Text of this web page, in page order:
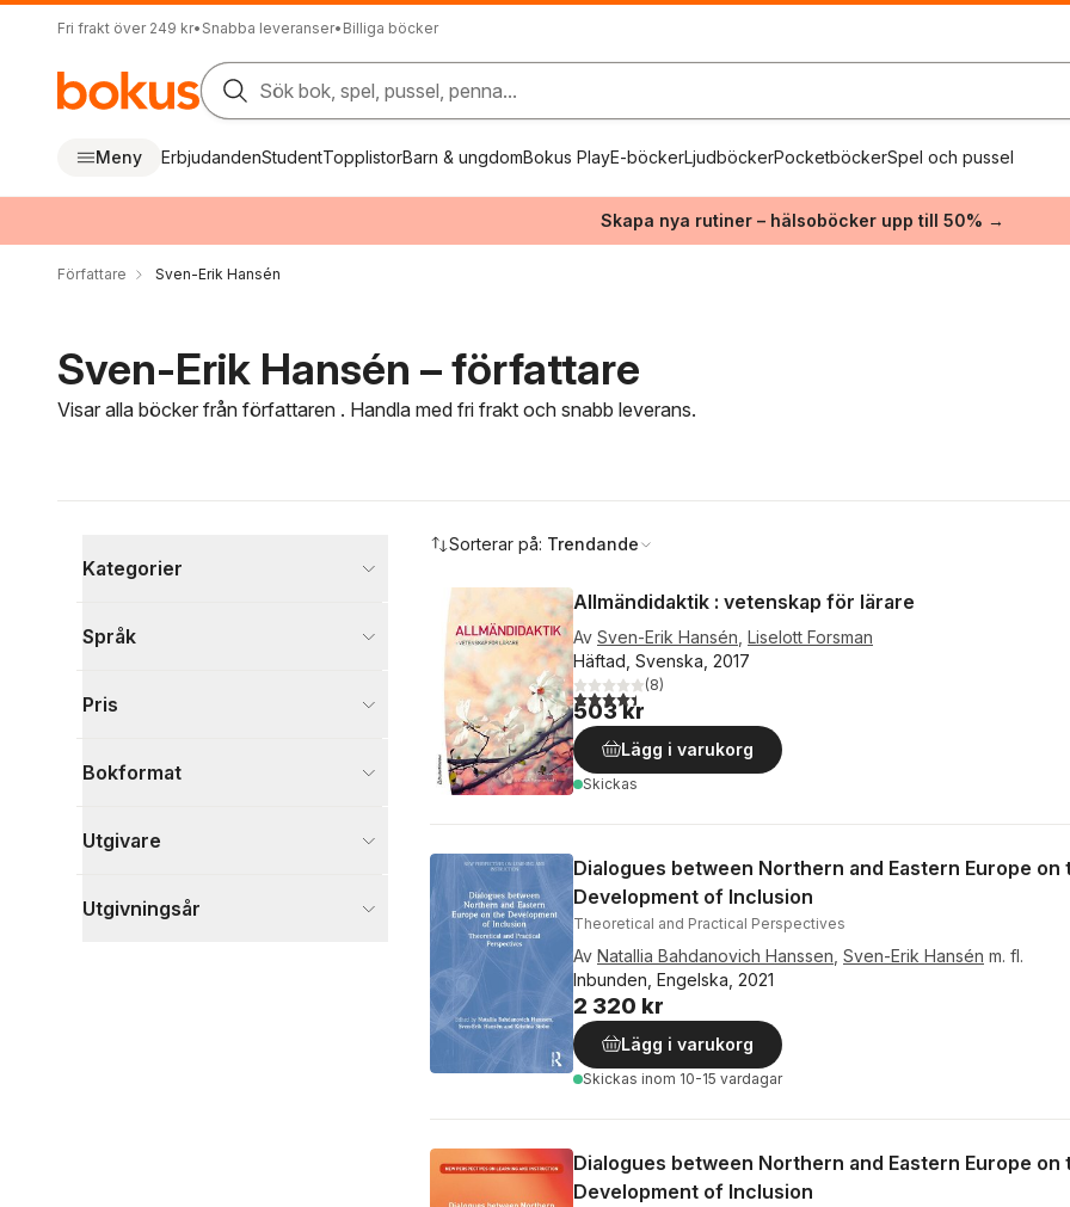
Fri frakt över 249 kr• Snabba leveranser• Billiga böcker
Sök bok, spel, pussel, penna...
Meny ErbjudandenStudentTopplistorBarn & ungdomBokus PlayE-böckerLjudböckerPocketböckerSpel och pussel
Skapa nya rutiner – hälsoböcker upp till 50% →
Författare Sven-Erik Hansén
Sven-Erik Hansén – författare
Visar alla böcker från författaren . Handla med fri frakt och snabb leverans.
Kategorier
Språk och ordböcker
1
Språk
Pris
Bokformat
Utgivare
Utgivningsår
Sorterar på: Trendande
Allmändidaktik : vetenskap för lärare
Av Sven-Erik Hansén Liselott Forsman
Häftad, Svenska, 2017
4,4utav 5 stjärnor. Totalt antal röster:
(8)
503 kr
Lägg i varukorg
Skickas
Dialogues between Northern and Eastern Europe on
Development of Inclusion
Theoretical and Practical Perspectives
Av Natallia Bahdanovich Hanssen Sven-Erik Hansén m. fl.
Inbunden, Engelska, 2021
2 320 kr
Lägg i varukorg
Skickas inom 10-15 vardagar
Dialogues between Northern and Eastern Europe on
Development of Inclusion